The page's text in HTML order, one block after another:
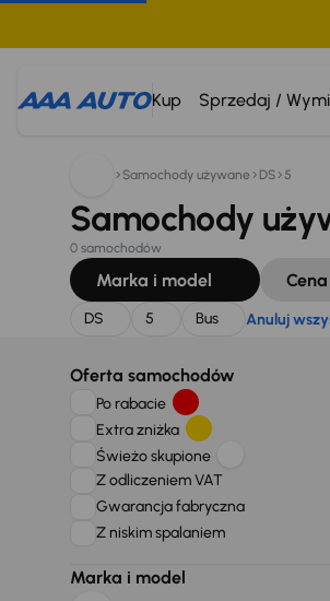
Kup Sprzedaj /
Szukam: Anuluj
Samochody używane DS 5
Samochody
0 samochodów
Marka i model Cena
DS 5 Bus Anuluj
Oferta samochodów
Po rabacie
Extra zniżka
Świeżo skupione
Z odliczeniem VAT
Gwarancja fabryczna
Z niskim spalaniem
Marka i model